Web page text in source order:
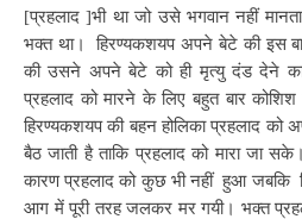
[प्रहलाद ]भी था जो उसे भगवान नहीं
भक्त था। हिरण्यकशयप अपने बेटे की इस
की उसने अपने बेटे को ही मृत्यु दंड देने
प्रहलाद को मारने के लिए बहुत बार
हिरण्यकशयप की बहन होलिका प्रहलाद को
बैठ जाती है ताकि प्रहलाद को मारा जा
कारण प्रहलाद को कुछ भी नहीं हुआ जबकि
आग में पूरी तरह जलकर मर गयी। भक्त